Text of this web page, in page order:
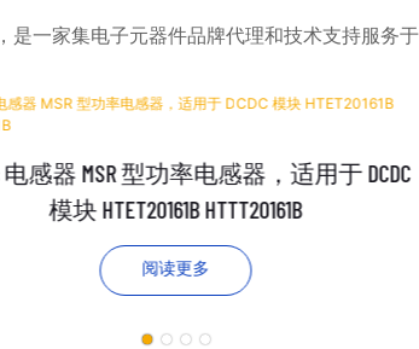
一家集电子元器件品牌代理和技术支持服务
电感器 MSR 型功率电感器，适用于 DCDC
模块 HTET20161B HTTT20161B
阅读更多